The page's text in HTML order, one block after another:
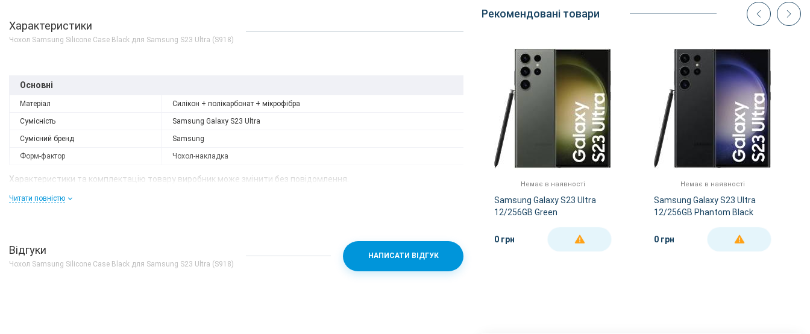
Характеристики
Чохол Samsung Silicone Case Black для Samsung S23 Ultra (S918)
Основні
Матеріал Силікон + полікарбонат + мікрофібра
Сумісність Samsung Galaxy S23 Ultra
Сумісний бренд Samsung
Форм-фактор Чохол-накладка
Характеристики та комплектацію товару виробник може змінити без повідомлення.
Читати повністю
Відгуки
Чохол Samsung Silicone Case Black для Samsung S23 Ultra (S918)
НАПИСАТИ ВІДГУК
Рекомендовані товари
0 грн ДЕТАЛЬНІШЕ
Немає в наявності
Samsung Galaxy S23 Ultra
12/256GB Green
0 грн ДЕТАЛЬНІШЕ
Немає в наявності
Samsung Galaxy S23 Ultra
12/256GB Phantom Black
0 грн ДЕТАЛЬНІШЕ